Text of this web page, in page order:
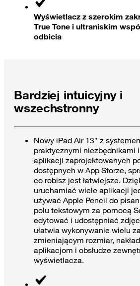
Wyświetlacz z szerokim
True Tone i ultraniskim
odbicia
Bardziej intuicyjny i
wszechstronny
Nowy iPad Air 13″ z
praktycznymi niezbędnikami
aplikacji zaprojektowanych
dostępnych w App Storze,
co robisz jest łatwiejsze.
uruchamiać wiele aplikacji
używać Apple Pencil do
polu tekstowym za pomocą
edytować i udostępniać
ułatwia wykonywanie wielu
zmieniającym rozmiar,
aplikacjom i obsłudze
wyświetlacza.